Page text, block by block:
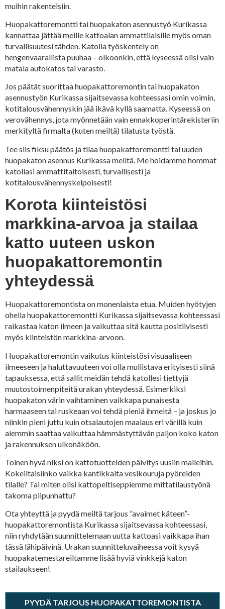
muihin rakenteisiin.
Huopakattoremontti tai huopakaton asennustyö Kurikassa
kannattaa jättää meille kattoalan ammattilaisille myös oman
turvallisuutesi tähden. Katolla työskentely on
hengenvaarallista puuhaa – olkoonkin, että kyseessä olisi vain
matala autokatos tai varasto.
Jos päätät suorittaa huopakattoremontin tai huopakaton
asennustyön Kurikassa sijaitsevassa kohteessasi omin voimin,
kotitalousvähennyskin jää ikävä kyllä saamatta. Kyseessä on
verovähennys, jota myönnetään vain ennakkoperintärekisteriin
merkityltä firmalta (kuten meiltä) tilatusta työstä.
Tee siis fiksu päätös ja tilaa huopakattoremontti tai uuden
huopakaton asennus Kurikassa meiltä. Me hoidamme hommat
katollasi ammattitaitoisesti, turvallisesti ja
kotitalousvähennyskelpoisesti!
Korota kiinteistösi
markkina-arvoa ja stailaa
katto uuteen uskon
huopakattoremontin
yhteydessä
Huopakattoremontista on monenlaista etua. Muiden hyötyjen
ohella huopakattoremontti Kurikassa sijaitsevassa kohteessasi
raikastaa katon ilmeen ja vaikuttaa sitä kautta positiivisesti
myös kiinteistön markkina-arvoon.
Huopakattoremontin vaikutus kiinteistösi visuaaliseen
ilmeeseen ja haluttavuuteen voi olla mullistava erityisesti siinä
tapauksessa, että sallit meidän tehdä katollesi tiettyjä
muutostoimenpiteitä urakan yhteydessä. Esimerkiksi
huopakaton värin vaihtaminen vaikkapa punaisesta
harmaaseen tai ruskeaan voi tehdä pieniä ihmeitä – ja joskus jo
niinkin pieni juttu kuin otsalautojen maalaus eri värillä kuin
aiemmin saattaa vaikuttaa hämmästyttävän paljon koko katon
ja rakennuksen ulkonäköön.
Toinen hyvä niksi on kattotuotteiden päivitys uusiin malleihin.
Kokeiltaisiinko vaikka kantikkaita vesikouruja pyöreiden
tilalle? Tai miten olisi kattopeltiseppiemme mittatilaustyönä
takoma piipunhattu?
Ota yhteyttä ja pyydä meiltä tarjous ”avaimet käteen”-
huopakattoremontista Kurikassa sijaitsevassa kohteessasi,
niin ryhdytään suunnittelemaan uutta kattoasi vaikkapa ihan
tässä lähipäivinä. Urakan suunnitteluvaiheessa voit kysyä
huopakatemestareiltamme lisää hyviä vinkkejä katon
stailaukseen!
PYYDÄ TARJOUS HUOPAKATTOREMONTISTA